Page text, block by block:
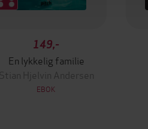
149,-
En lykkelig familie
Stian Hjelvin Andersen
EBOK